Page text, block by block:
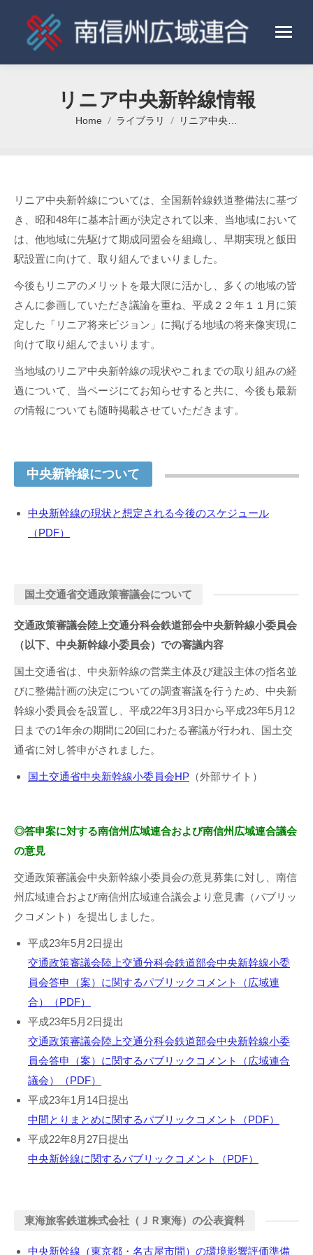
リニア中央新幹線情報
You are here:
Home ライブラリ リニア中央…
リニア中央新幹線については、全国新幹線鉄道整備法に基づ
き、昭和48年に基本計画が決定されて以来、当地域において
は、他地域に先駆けて期成同盟会を組織し、早期実現と飯田
駅設置に向けて、取り組んでまいりました。
今後もリニアのメリットを最大限に活かし、多くの地域の皆
さんに参画していただき議論を重ね、平成２２年１１月に策
定した「リニア将来ビジョン」に掲げる地域の将来像実現に
向けて取り組んでまいります。
当地域のリニア中央新幹線の現状やこれまでの取り組みの経
過について、当ページにてお知らせすると共に、今後も最新
の情報についても随時掲載させていただきます。
中央新幹線について
中央新幹線の現状と想定される今後のスケジュール
（PDF）
国土交通省交通政策審議会について
交通政策審議会陸上交通分科会鉄道部会中央新幹線小委員会
（以下、中央新幹線小委員会）での審議内容
国土交通省は、中央新幹線の営業主体及び建設主体の指名並
びに整備計画の決定についての調査審議を行うため、中央新
幹線小委員会を設置し、平成22年3月3日から平成23年5月12
日までの1年余の期間に20回にわたる審議が行われ、国土交
通省に対し答申がされました。
国土交通省中央新幹線小委員会HP （外部サイト）
◎答申案に対する南信州広域連合および南信州広域連合議会
の意見
交通政策審議会中央新幹線小委員会の意見募集に対し、南信
州広域連合および南信州広域連合議会より意見書（パブリッ
クコメント）を提出しました。
平成23年5月2日提出
交通政策審議会陸上交通分科会鉄道部会中央新幹線小委
員会答申（案）に関するパブリックコメント（広域連
合）（PDF）
平成23年5月2日提出
交通政策審議会陸上交通分科会鉄道部会中央新幹線小委
員会答申（案）に関するパブリックコメント（広域連合
議会）（PDF）
平成23年1月14日提出
中間とりまとめに関するパブリックコメント（PDF）
平成22年8月27日提出
中央新幹線に関するパブリックコメント（PDF）
東海旅客鉄道株式会社（ＪＲ東海）の公表資料
中央新幹線（東京都・名古屋市間）の環境影響評価準備